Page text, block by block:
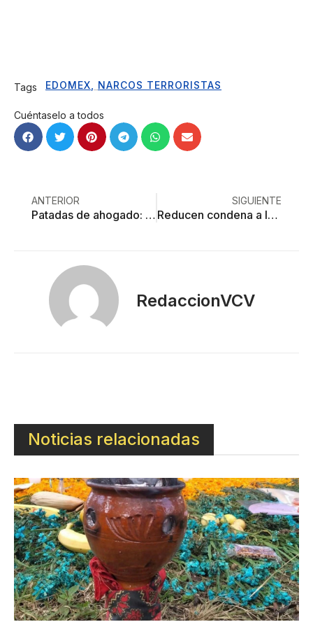
Tags EDOMEX, NARCOS TERRORISTAS
Cuéntaselo a todos
ANTERIOR
Patadas de ahogado: la inmigración mexicana llegó para quedarse
SIGUIENTE
Reducen condena a los asesinos de periodista en Toluca: les quitan cuatro años
RedaccionVCV
Noticias relacionadas